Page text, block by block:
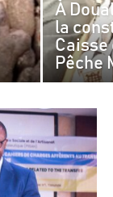
À
la
Caisse
Pêche